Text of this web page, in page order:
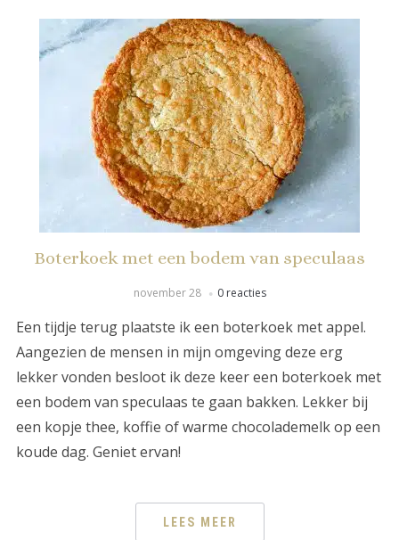
Boterkoek met een bodem van speculaas
november 28 0 reacties
Een tijdje terug plaatste ik een boterkoek met appel.
Aangezien de mensen in mijn omgeving deze erg
lekker vonden besloot ik deze keer een boterkoek met
een bodem van speculaas te gaan bakken. Lekker bij
een kopje thee, koffie of warme chocolademelk op een
koude dag. Geniet ervan!
LEES MEER